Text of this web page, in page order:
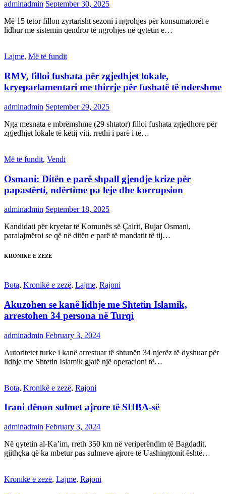
adminadmin September 30, 2025
Më 15 tetor fillon zyrtarisht sezoni i ngrohjes për konsumatorët e
lidhur me sistemin qendror të ngrohjes në qytetin e…
Lajme, Më të fundit
RMV, filloi fushata për zgjedhjet lokale,
kryeparlamentari me thirrje për fushatë të ndershme
adminadmin September 29, 2025
Nga mesnata e mbrëmshme (29 shtator) filloi fushata zgjedhore për
zgjedhjet lokale të këtij viti, rrethi i parë i të…
Më të fundit, Vendi
Osmani: Ditën e parë shpall gjendje krize për
papastërti, ndërtime pa leje dhe korrupsion
adminadmin September 18, 2025
Kandidati për kryetar të Komunës së Çairit, Bujar Osmani,
paralajmëroi se që në ditën e parë të mandatit të tij…
KRONIKË E ZEZË
Bota, Kronikë e zezë, Lajme, Rajoni
Akuzohen se kanë lidhje me Shtetin Islamik,
arrestohen 34 persona në Turqi
adminadmin February 3, 2024
Autoritetet turke i kanë arrestuar të shtunën 34 njerëz të dyshuar për
lidhje me Shtetin Islamik gjatë një operacioni të…
Bota, Kronikë e zezë, Rajoni
Irani dënon sulmet ajrore të SHBA-së
adminadmin February 3, 2024
Në qytetin al-Ka’im, rreth 350 km në veriperëndim të Bagdadit,
gjithçka që ka mbetur pas sulmeve ajrore të Uashingtonit është…
Kronikë e zezë, Lajme, Rajoni